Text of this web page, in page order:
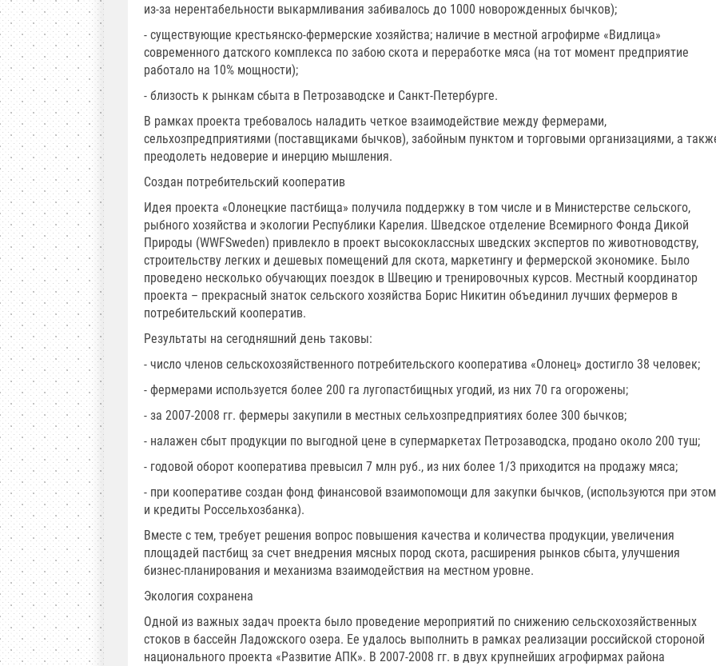
из-за нерентабельности выкармливания забивалось до 1000 новорожденных бычков);
- существующие крестьянско-фермерские хозяйства; наличие в местной агрофирме «Видлица»
современного датского комплекса по забою скота и переработке мяса (на тот момент предприятие
работало на 10% мощности);
- близость к рынкам сбыта в Петрозаводске и Санкт-Петербурге.
В рамках проекта требовалось наладить четкое взаимодействие между фермерами,
сельхозпредприятиями (поставщиками бычков), забойным пунктом и торговыми организациями, а
преодолеть недоверие и инерцию мышления.
Создан потребительский кооператив
Идея проекта «Олонецкие пастбища» получила поддержку в том числе и в Министерстве сельского,
рыбного хозяйства и экологии Республики Карелия. Шведское отделение Всемирного Фонда Дикой
Природы (WWFSweden) привлекло в проект высококлассных шведских экспертов по животноводству,
строительству легких и дешевых помещений для скота, маркетингу и фермерской экономике. Было
проведено несколько обучающих поездок в Швецию и тренировочных курсов. Местный координатор
проекта – прекрасный знаток сельского хозяйства Борис Никитин объединил лучших фермеров в
потребительский кооператив.
Результаты на сегодняшний день таковы:
- число членов сельскохозяйственного потребительского кооператива «Олонец» достигло 38 человек;
- фермерами используется более 200 га лугопастбищных угодий, из них 70 га огорожены;
- за 2007-2008 гг. фермеры закупили в местных сельхозпредприятиях более 300 бычков;
- налажен сбыт продукции по выгодной цене в супермаркетах Петрозаводска, продано около 200 туш;
- годовой оборот кооператива превысил 7 млн руб., из них более 1/3 приходится на продажу мяса;
- при кооперативе создан фонд финансовой взаимопомощи для закупки бычков, (используются при этом
и кредиты Россельхозбанка).
Вместе с тем, требует решения вопрос повышения качества и количества продукции, увеличения
площадей пастбищ за счет внедрения мясных пород скота, расширения рынков сбыта, улучшения
бизнес-планирования и механизма взаимодействия на местном уровне.
Экология сохранена
Одной из важных задач проекта было проведение мероприятий по снижению сельскохозяйственных
стоков в бассейн Ладожского озера. Ее удалось выполнить в рамках реализации российской стороной
национального проекта «Развитие АПК». В 2007-2008 гг. в двух крупнейших агрофирмах района